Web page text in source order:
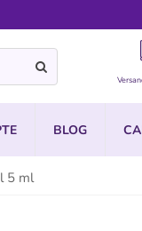
BLOG
5 ml